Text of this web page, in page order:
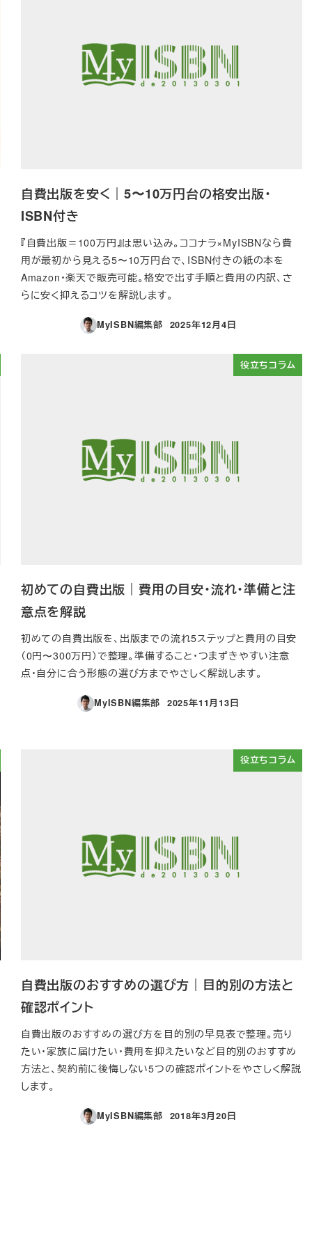
自費出版を安く｜5〜10万円台の格安出版・
ISBN付き
『自費出版＝100万円』は思い込み。ココナラ×MyISBNなら費
用が最初から見える5〜10万円台で、ISBN付きの紙の本を
Amazon・楽天で販売可能。格安で出す手順と費用の内訳、さ
らに安く抑えるコツを解説します。
MyISBN編集部
投稿日
2025年12月4日
役立ちコラム
初めての自費出版｜費用の目安・流れ・準備と注
意点を解説
初めての自費出版を、出版までの流れ5ステップと費用の目安
（0円〜300万円）で整理。準備すること・つまずきやすい注意
点・自分に合う形態の選び方までやさしく解説します。
MyISBN編集部
投稿日
2025年11月13日
役立ちコラム
自費出版のおすすめの選び方｜目的別の方法と
確認ポイント
自費出版のおすすめの選び方を目的別の早見表で整理。売り
たい・家族に届けたい・費用を抑えたいなど目的別のおすすめ
方法と、契約前に後悔しない5つの確認ポイントをやさしく解説
します。
MyISBN編集部
投稿日
2018年3月20日